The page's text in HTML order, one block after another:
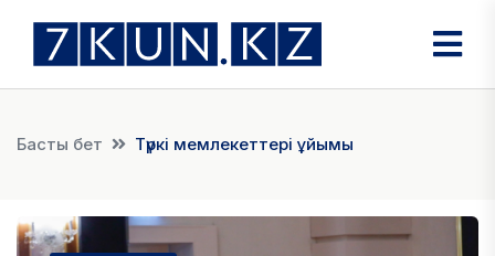
Басты бет Түркі мемлекеттері ұйымы